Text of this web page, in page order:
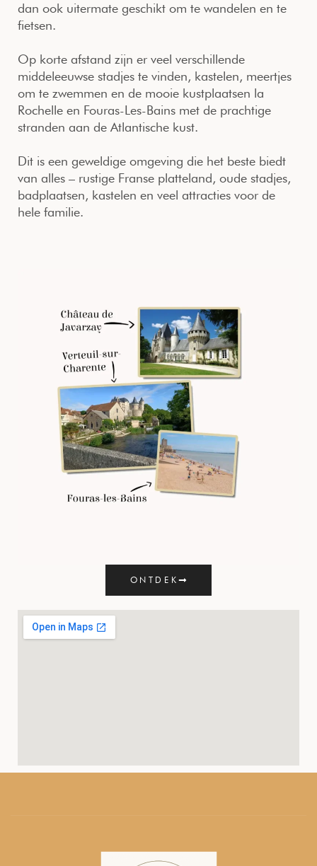
dan ook uitermate geschikt om te wandelen en te
fietsen.
Op korte afstand zijn er veel verschillende
middeleeuwse stadjes te vinden, kastelen, meertjes
om te zwemmen en de mooie kustplaatsen la
Rochelle en Fouras-Les-Bains met de prachtige
stranden aan de Atlantische kust.
Dit is een geweldige omgeving die het beste biedt
van alles – rustige Franse platteland, oude stadjes,
badplaatsen, kastelen en veel attracties voor de
hele familie.
ONTDEK